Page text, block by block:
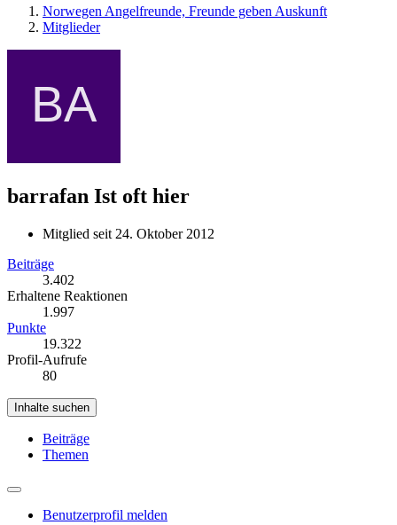
Norwegen Angelfreunde, Freunde geben Auskunft
Mitglieder
barrafan Ist oft hier
Mitglied seit 24. Oktober 2012
Beiträge
3.402
Erhaltene Reaktionen
1.997
Punkte
19.322
Profil-Aufrufe
80
Inhalte suchen
Beiträge
Themen
Benutzerprofil melden